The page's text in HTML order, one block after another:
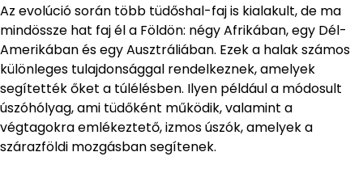
Az evolúció során több tüdőshal-faj is kialakult, de ma
mindössze hat faj él a Földön: négy Afrikában, egy Dél-
Amerikában és egy Ausztráliában. Ezek a halak számos
különleges tulajdonsággal rendelkeznek, amelyek
segítették őket a túlélésben. Ilyen például a módosult
úszóhólyag, ami tüdőként működik, valamint a
végtagokra emlékeztető, izmos úszók, amelyek a
szárazföldi mozgásban segítenek.